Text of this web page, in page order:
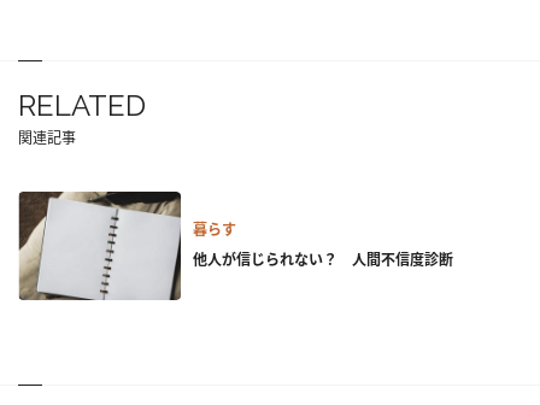
RELATED
関連記事
暮らす
他人が信じられない？ 人間不信度診断